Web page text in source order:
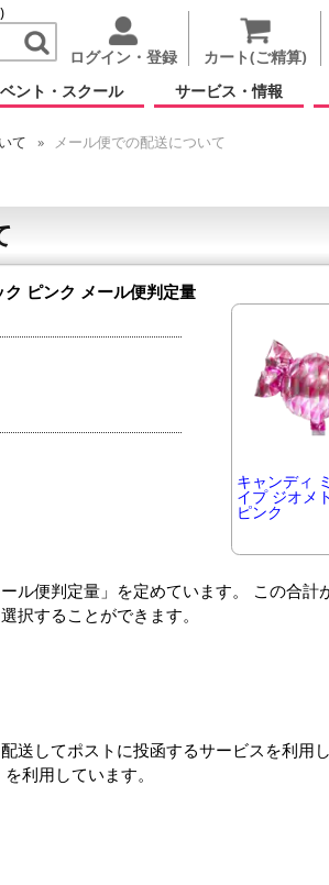
ログイン・登録 カート(ご精算)
ント・スクール サービス・情報
て メール便での配送について
ピンク メール便判定量
キャンディ
イプ ジオメ
ピンク
ル便判定量」を定めています。 この合計
択することができます。
送してポストに投函するサービスを利用
利用しています。